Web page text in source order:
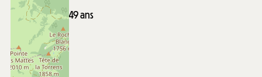
Entre 35 et 49 ans
Entre amis
Note :
4
/ 5